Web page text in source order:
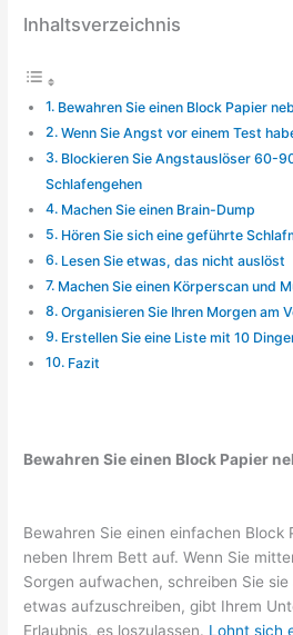
Inhaltsverzeichnis
Bewahren Sie einen Block Papier
Wenn Sie Angst vor einem Test
Blockieren Sie Angstauslöser 60-
Schlafengehen
Machen Sie einen Brain-Dump
Hören Sie sich eine geführte
Lesen Sie etwas, das nicht auslöst
Machen Sie einen Körperscan und
Organisieren Sie Ihren Morgen am
Erstellen Sie eine Liste mit 10
Fazit
Bewahren Sie einen Block Papier
Bewahren Sie einen einfachen Block
neben Ihrem Bett auf. Wenn Sie
Sorgen aufwachen, schreiben Sie
etwas aufzuschreiben, gibt Ihrem
Erlaubnis, es loszulassen. Lohnt sich